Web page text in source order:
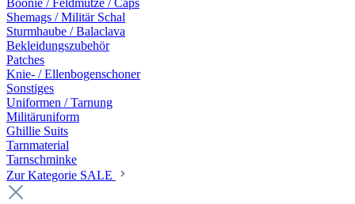
Boonie / Feldmütze / Caps
Shemags / Militär Schal
Sturmhaube / Balaclava
Bekleidungszubehör
Patches
Knie- / Ellenbogenschoner
Sonstiges
Uniformen / Tarnung
Militäruniform
Ghillie Suits
Tarnmaterial
Tarnschminke
Zur Kategorie SALE